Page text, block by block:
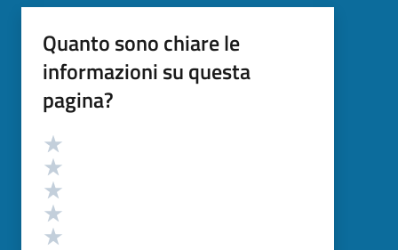
Quanto sono chiare le
informazioni su questa
pagina?
Valutazione